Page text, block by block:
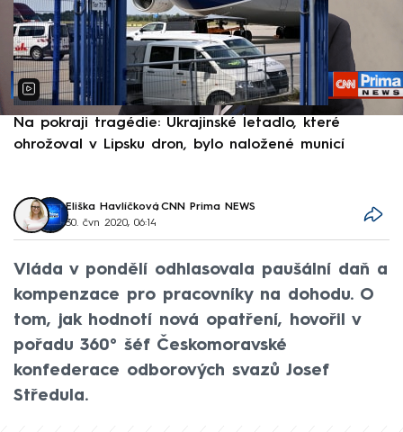
Na pokraji tragédie: Ukrajinské letadlo, které
ohrožoval v Lipsku dron, bylo naložené municí
Eliška Havlíčková, CNN Prima NEWS
30. čvn 2020, 06:14
Vláda v pondělí odhlasovala paušální daň a
kompenzace pro pracovníky na dohodu. O
tom, jak hodnotí nová opatření, hovořil v
pořadu 360° šéf Českomoravské
konfederace odborových svazů Josef
Středula.